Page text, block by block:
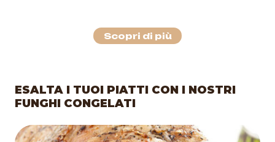
Scopri di più
ESALTA I TUOI PIATTI CON I NOSTRI
FUNGHI CONGELATI